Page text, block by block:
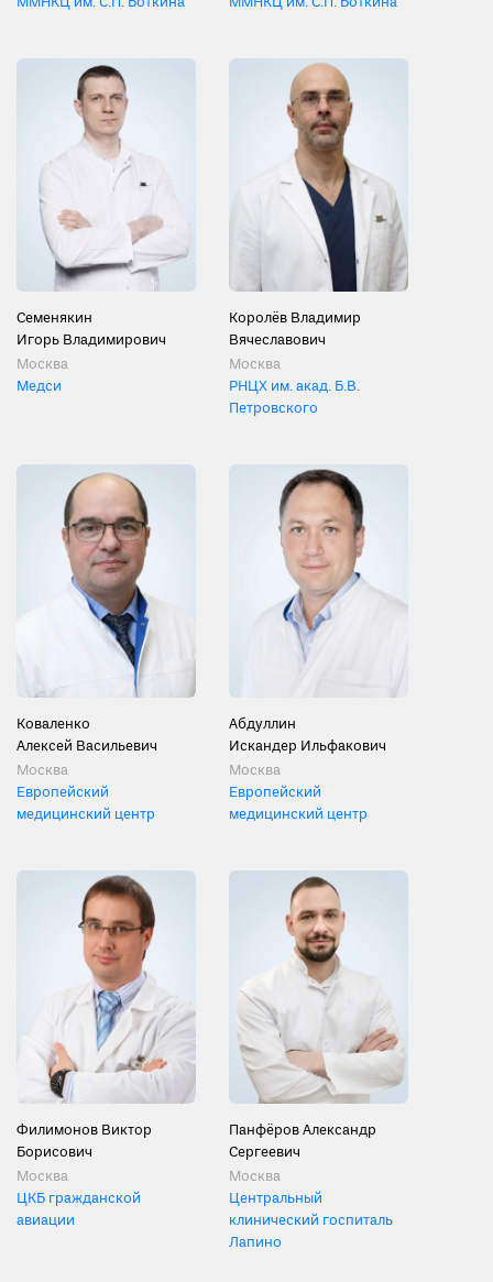
Семенякин
Игорь Владимирович
Москва
Медси
Королёв Владимир
Вячеславович
Москва
РНЦХ им. акад. Б.В.
Петровского
Коваленко
Алексей Васильевич
Москва
Европейский
медицинский центр
Абдуллин
Искандер Ильфакович
Москва
Европейский
медицинский центр
Филимонов Виктор
Борисович
Москва
ЦКБ гражданской
авиации
Панфёров Александр
Сергеевич
Москва
Центральный
клинический госпиталь
Лапино